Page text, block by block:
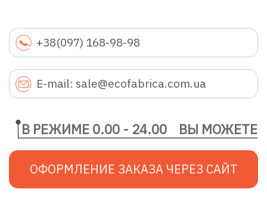
+38(097) 168-98-98
E-mail: sale@ecofabrica.com.ua
В РЕЖИМЕ 0.00 - 24.00 ВЫ МОЖЕТЕ
ОФОРМЛЕНИЕ ЗАКАЗА ЧЕРЕЗ САЙТ